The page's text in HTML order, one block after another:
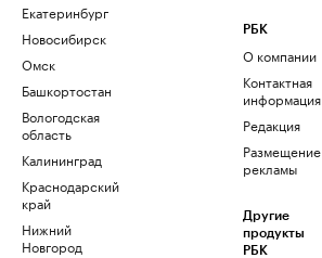
Екатеринбург
Новосибирск
Омск
Башкортостан
Вологодская
область
Калининград
Краснодарский
край
Нижний
Новгород
РБК
О компании
Контактная
информация
Редакция
Размещение
рекламы
Другие
продукты
РБК